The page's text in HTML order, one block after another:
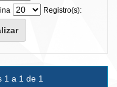
Registro(s):
1 a 1 de 1